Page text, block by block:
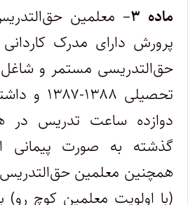
ماده ۳
– معلمین
پرورش دارای مدرک
حق‌التدریسی مستمر و شاغل
تحصیلی
دوازده ساعت تدریس در
گذشته به صورت پیمانی
همچنین معلمین
(با اولویت معلمین کوچ